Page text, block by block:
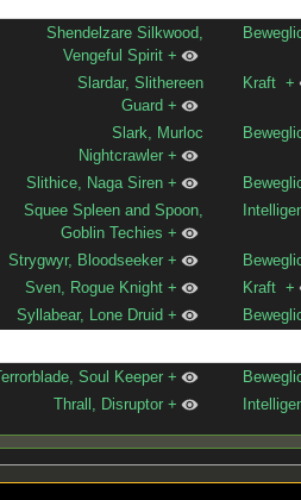
Shendelzare Silkwood,
Vengeful Spirit +
Slardar, Slithereen
Guard +
Kraft +
Slark, Murloc
Nightcrawler +
Slithice, Naga Siren +
Squee Spleen and Spoon,
Goblin Techies +
Strygwyr, Bloodseeker +
Sven, Rogue Knight + Kraft +
Syllabear, Lone Druid +
Terrorblade, Soul Keeper +
Thrall, Disruptor +